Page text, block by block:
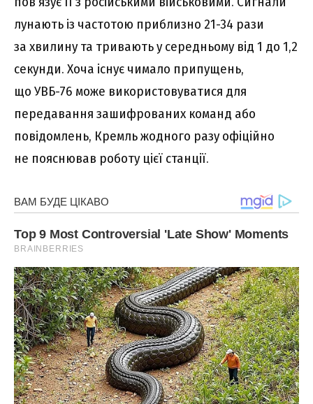
лунають із частотою приблизно 21-34 рази
за хвилину та тривають у середньому від 1 до 1,2
секунди. Хоча існує чимало припущень,
що УВБ-76 може використовуватися для
передавання зашифрованих команд або
повідомлень, Кремль жодного разу офіційно
не пояснював роботу цієї станції.